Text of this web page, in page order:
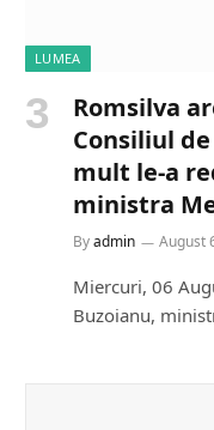
LUMEA
Romsilva
Consiliul
mult le-a
ministra
Byadmin August
Miercuri, 06
Buzoianu,